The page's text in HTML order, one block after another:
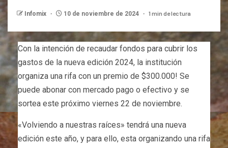
Infomix 10 de noviembre de 2024 1 min de lectura
Con la intención de recaudar fondos para cubrir los
gastos de la nueva edición 2024, la institución
organiza una rifa con un premio de $300.000! Se
puede abonar con mercado pago o efectivo y se
sortea este próximo viernes 22 de noviembre.
«Volviendo a nuestras raíces» tendrá una nueva
edición este año, y para ello, esta organizando una rifa